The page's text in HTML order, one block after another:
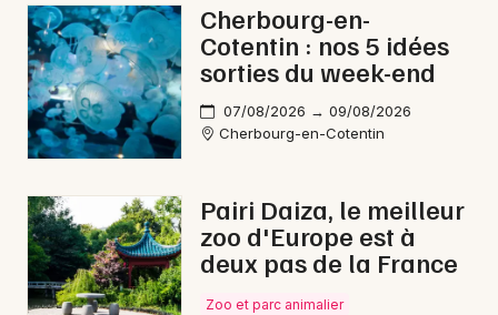
Sorties & loisirs
En ligne dans la Manche
En ligne en Basse-Normandie
En ligne en Normandie
Cherbourg-en-
Cotentin : nos 5 idées
sorties du week-end
07/08/2026 → 09/08/2026
Cherbourg-en-Cotentin
Pairi Daiza, le meilleur
zoo d'Europe est à
deux pas de la France
Zoo et parc animalier